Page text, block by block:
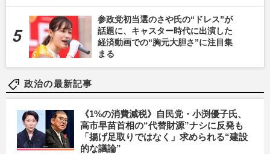
参政党初当選のさや氏の“ドレス”が
話題に、キャスター時代に出演した
経済動画での“胸元大胆さ”に注目集
まる
政治の最新記事
《1%の消費減税》自民党・小渕優子氏、
高市早苗首相の“代替財源”ナシに反発も
「揚げ足取りではなく」求められる“建設
的な議論”